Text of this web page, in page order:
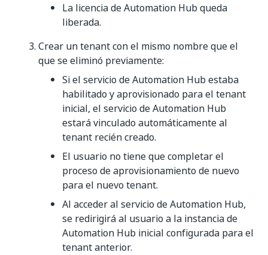
La licencia de Automation Hub queda
liberada.
Crear un tenant con el mismo nombre que el
que se eliminó previamente:
Si el servicio de Automation Hub estaba
habilitado y aprovisionado para el tenant
inicial, el servicio de Automation Hub
estará vinculado automáticamente al
tenant recién creado.
El usuario no tiene que completar el
proceso de aprovisionamiento de nuevo
para el nuevo tenant.
Al acceder al servicio de Automation Hub,
se redirigirá al usuario a la instancia de
Automation Hub inicial configurada para el
tenant anterior.